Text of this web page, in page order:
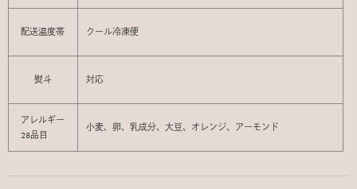
配送温度帯 クール冷凍便
熨斗 対応
アレルギー
28品目
小麦、卵、乳成分、大豆、オレンジ、アーモンド